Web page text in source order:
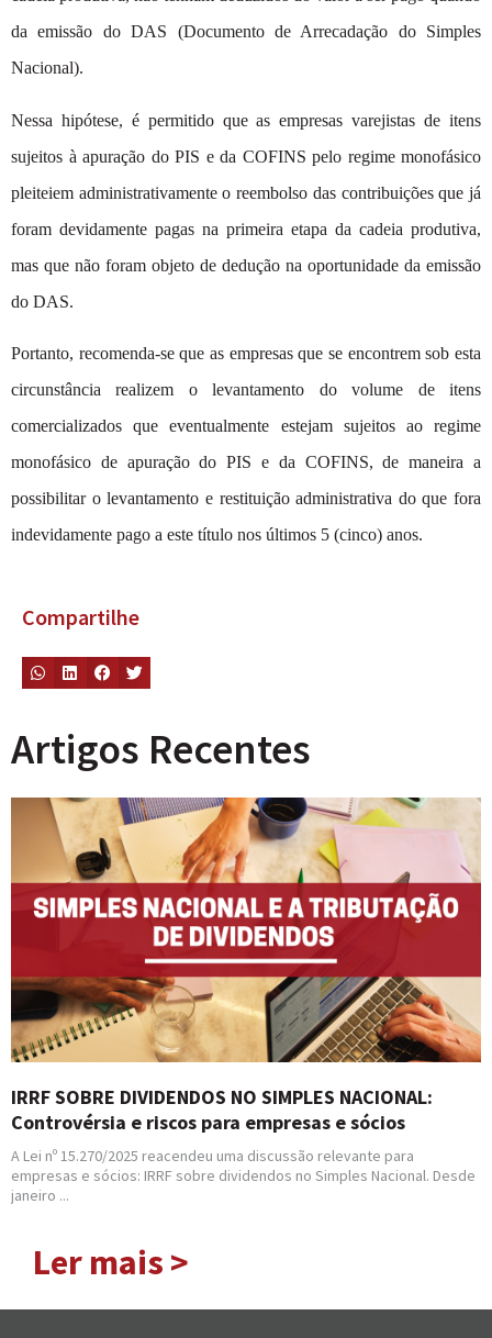
da emissão do DAS (Documento de Arrecadação do Simples
Nacional).
Nessa hipótese, é permitido que as empresas varejistas de itens
sujeitos à apuração do PIS e da COFINS pelo regime monofásico
pleiteiem administrativamente o reembolso das contribuições que já
foram devidamente pagas na primeira etapa da cadeia produtiva,
mas que não foram objeto de dedução na oportunidade da emissão
do DAS.
Portanto, recomenda-se que as empresas que se encontrem sob esta
circunstância realizem o levantamento do volume de itens
comercializados que eventualmente estejam sujeitos ao regime
monofásico de apuração do PIS e da COFINS, de maneira a
possibilitar o levantamento e restituição administrativa do que fora
indevidamente pago a este título nos últimos 5 (cinco) anos.
Compartilhe
Artigos Recentes
IRRF SOBRE DIVIDENDOS NO SIMPLES NACIONAL:
Controvérsia e riscos para empresas e sócios
A Lei nº 15.270/2025 reacendeu uma discussão relevante para
empresas e sócios: IRRF sobre dividendos no Simples Nacional. Desde
janeiro ...
Ler mais >